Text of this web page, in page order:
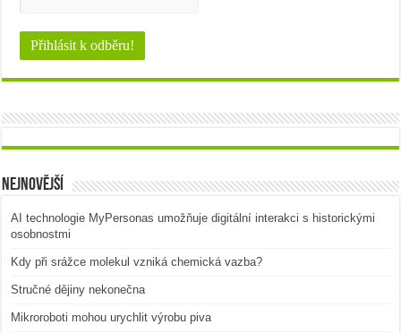
Nejnovější
AI technologie MyPersonas umožňuje digitální interakci s historickými
osobnostmi
Kdy při srážce molekul vzniká chemická vazba?
Stručné dějiny nekonečna
Mikroroboti mohou urychlit výrobu piva